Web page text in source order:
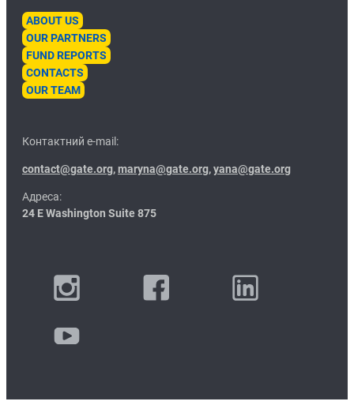
ABOUT US
OUR PARTNERS
FUND REPORTS
CONTACTS
OUR TEAM
Контактний e-mail:
contact@gate.org,maryna@gate.org,yana@gate.org
Адреса:
24 E Washington Suite 875